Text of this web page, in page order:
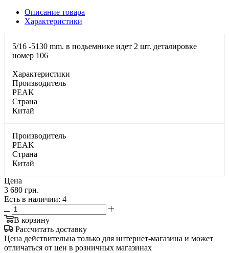
Описание товара
Характеристики
5/16 -5130 mm. в подьемнике идет 2 шт. деталировке
номер 106
Характеристики
Производитель
PEAK
Страна
Китай
Производитель
PEAK
Страна
Китай
Цена
3 680 грн.
Есть в наличии: 4
В корзину
Рассчитать доставку
Цена действительна только для интернет-магазина и может
отличаться от цен в розничных магазинах